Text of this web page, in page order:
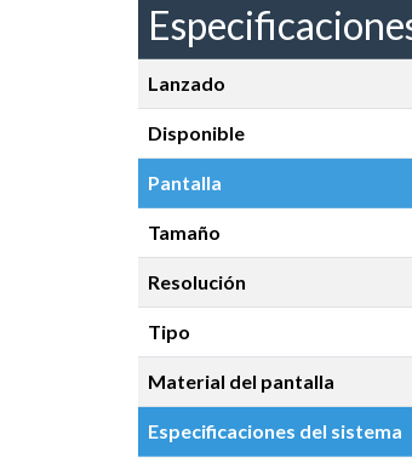
Lanzado
Disponible
Pantalla
Tamaño
Resolución
Tipo
Material del pantalla
Especificaciones del sistema